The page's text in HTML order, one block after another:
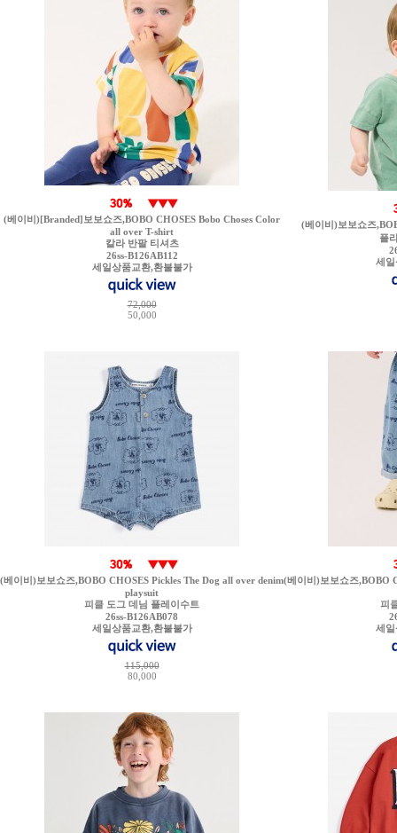
(베이비)[Branded]보보쇼즈,BOBO CHOSES Bobo Choses Color
all over T-shirt
칼라 반팔 티셔츠
26ss-B126AB112
세일상품교환,환불불가
72,000
50,000
(베이비)보보쇼즈
플
세일
(베이비)보보쇼즈,BOBO CHOSES Pickles The Dog all over denim
playsuit
피클 도그 데님 플레이수트
26ss-B126AB078
세일상품교환,환불불가
115,000
80,000
(베이비)보보쇼즈,BOBO
피
세일